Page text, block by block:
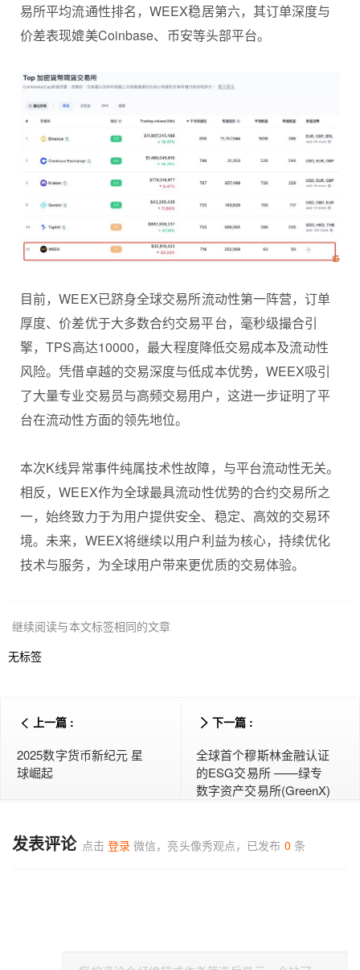
易所平均流通性排名，WEEX稳居第六，其订单深度与
价差表现媲美Coinbase、币安等头部平台。
目前，WEEX已跻身全球交易所流动性第一阵营，订单
厚度、价差优于大多数合约交易平台，毫秒级撮合引
擎，TPS高达10000，最大程度降低交易成本及流动性
风险。凭借卓越的交易深度与低成本优势，WEEX吸引
了大量专业交易员与高频交易用户，这进一步证明了平
台在流动性方面的领先地位。
本次K线异常事件纯属技术性故障，与平台流动性无关。
相反，WEEX作为全球最具流动性优势的合约交易所之
一，始终致力于为用户提供安全、稳定、高效的交易环
境。未来，WEEX将继续以用户利益为核心，持续优化
技术与服务，为全球用户带来更优质的交易体验。
继续阅读与本文标签相同的文章
无标签
上一篇 :
2025数字货币新纪元 星
球崛起
下一篇 :
全球首个穆斯林金融认证
的ESG交易所 ——绿专
数字资产交易所(GreenX)
发表评论 点击 登录 微信，亮头像秀观点，已发布 0 条